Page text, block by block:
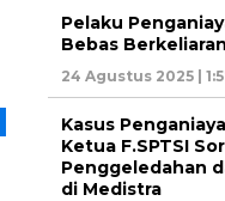
Pelaku
Bebas Berkeliaran
24 Agustus 2025 |
Kasus
Ketua F.SPTSI
Penggeledahan
di Medistra